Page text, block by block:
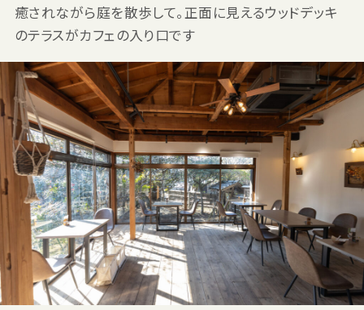
癒されながら庭を散歩して。正面に見えるウッドデッキ
のテラスがカフェの入り口です